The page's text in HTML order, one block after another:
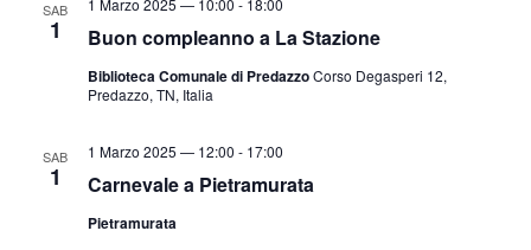
SAB
1 Buon compleanno a La Stazione
Biblioteca Comunale di PredazzoCorso Degasperi 12,
Predazzo, TN, Italia
SAB
1 Carnevale a Pietramurata
1 Marzo 2025 — 12:00 - 17:00
Pietramurata